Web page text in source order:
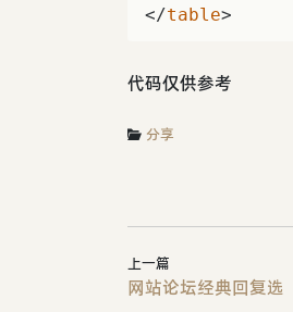
</table>
代码仅供参考
分享
上一篇
网站论坛经典回复选